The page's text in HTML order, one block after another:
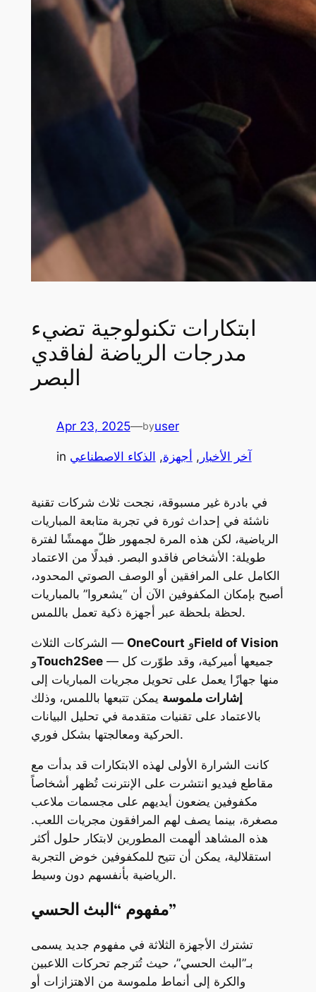
ابتكارات تكنولوجية تضيء
مدرجات الرياضة لفاقدي
البصر
Apr 23, 2025—byuser
in آخر الأخبار , أجهزة, الذكاء الاصطناعي
في بادرة غير مسبوقة، نجحت ثلاث شركات تقنية
ناشئة في إحداث ثورة في تجربة متابعة المباريات
الرياضية، لكن هذه المرة لجمهور ظلّ مهمشًا لفترة
طويلة: الأشخاص فاقدو البصر. فبدلًا من الاعتماد
الكامل على المرافقين أو الوصف الصوتي المحدود،
أصبح بإمكان المكفوفين الآن أن “يشعروا” بالمباريات
لحظة بلحظة عبر أجهزة ذكية تعمل باللمس.
الشركات الثلاث — OneCourt وField of Vision
وTouch2See— جميعها أميركية، وقد طوّرت كل
منها جهازًا يعمل على تحويل مجريات المباريات إلى
إشارات ملموسة يمكن تتبعها باللمس، وذلك
بالاعتماد على تقنيات متقدمة في تحليل البيانات
الحركية ومعالجتها بشكل فوري.
كانت الشرارة الأولى لهذه الابتكارات قد بدأت مع
مقاطع فيديو انتشرت على الإنترنت تُظهر أشخاصاً
مكفوفين يضعون أيديهم على مجسمات ملاعب
مصغرة، بينما يصف لهم المرافقون مجريات اللعب.
هذه المشاهد ألهمت المطورين لابتكار حلول أكثر
استقلالية، يمكن أن تتيح للمكفوفين خوض التجربة
الرياضية بأنفسهم دون وسيط.
مفهوم “البث الحسي”
تشترك الأجهزة الثلاثة في مفهوم جديد يسمى
بـ”البث الحسي”، حيث تُترجم تحركات اللاعبين
والكرة إلى أنماط ملموسة من الاهتزازات أو